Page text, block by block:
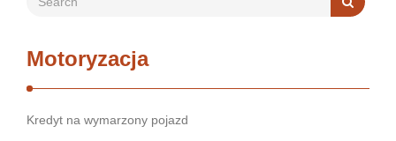
Motoryzacja
Kredyt na wymarzony pojazd